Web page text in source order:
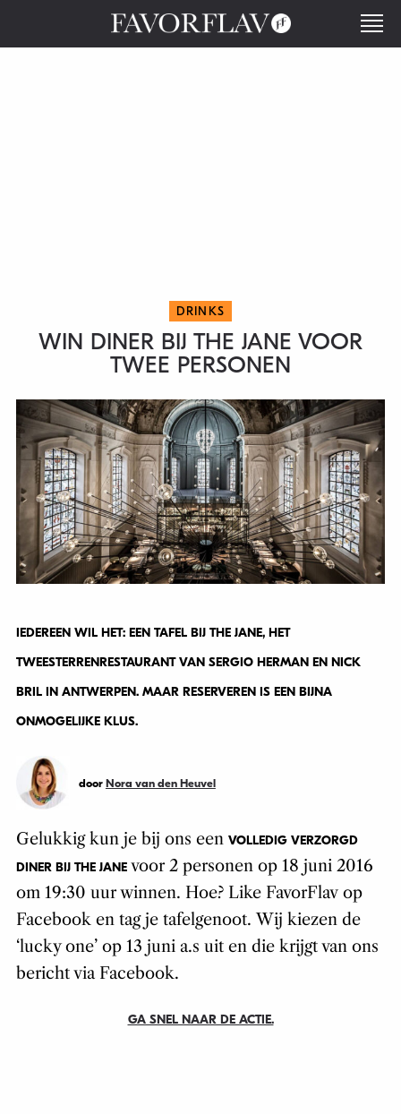
DRINKS
WIN DINER BIJ THE JANE VOOR
TWEE PERSONEN
IEDEREEN WIL HET: EEN TAFEL BIJ THE JANE, HET
TWEESTERRENRESTAURANT VAN SERGIO HERMAN EN NICK
BRIL IN ANTWERPEN. MAAR RESERVEREN IS EEN BIJNA
ONMOGELIJKE KLUS.
door Nora van den Heuvel
Gelukkig kun je bij ons een VOLLEDIG VERZORGD
DINER BIJ THE JANEvoor 2 personen op 18 juni 2016
om 19:30 uur winnen. Hoe? Like FavorFlav op
Facebook en tag je tafelgenoot. Wij kiezen de
‘lucky one’ op 13 juni a.s uit en die krijgt van ons
bericht via Facebook.
GA SNEL NAAR DE ACTIE.